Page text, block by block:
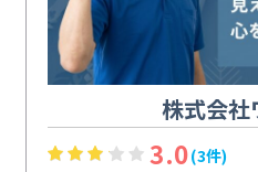
株式会社
3.0(3件)